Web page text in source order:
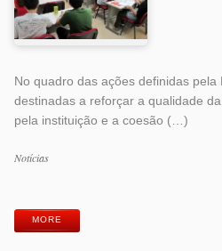
No quadro das ações definidas pela
destinadas a reforçar a qualidade
pela instituição e a coesão (…)
Categorias
Notícias
MORE